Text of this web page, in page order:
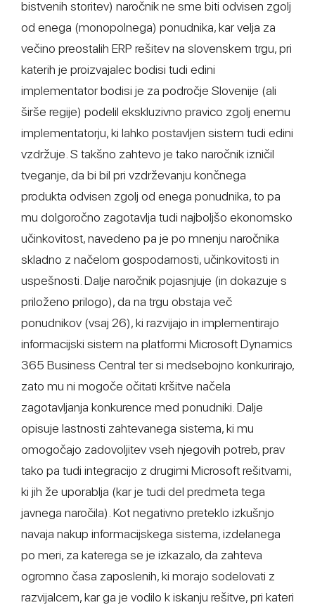
bistvenih storitev) naročnik ne sme biti odvisen zgolj
od enega (monopolnega) ponudnika, kar velja za
večino preostalih ERP rešitev na slovenskem trgu, pri
katerih je proizvajalec bodisi tudi edini
implementator bodisi je za področje Slovenije (ali
širše regije) podelil ekskluzivno pravico zgolj enemu
implementatorju, ki lahko postavljen sistem tudi edini
vzdržuje. S takšno zahtevo je tako naročnik izničil
tveganje, da bi bil pri vzdrževanju končnega
produkta odvisen zgolj od enega ponudnika, to pa
mu dolgoročno zagotavlja tudi najboljšo ekonomsko
učinkovitost, navedeno pa je po mnenju naročnika
skladno z načelom gospodarnosti, učinkovitosti in
uspešnosti. Dalje naročnik pojasnjuje (in dokazuje s
priloženo prilogo), da na trgu obstaja več
ponudnikov (vsaj 26), ki razvijajo in implementirajo
informacijski sistem na platformi Microsoft Dynamics
365 Business Central ter si medsebojno konkurirajo,
zato mu ni mogoče očitati kršitve načela
zagotavljanja konkurence med ponudniki. Dalje
opisuje lastnosti zahtevanega sistema, ki mu
omogočajo zadovoljitev vseh njegovih potreb, prav
tako pa tudi integracijo z drugimi Microsoft rešitvami,
ki jih že uporablja (kar je tudi del predmeta tega
javnega naročila). Kot negativno preteklo izkušnjo
navaja nakup informacijskega sistema, izdelanega
po meri, za katerega se je izkazalo, da zahteva
ogromno časa zaposlenih, ki morajo sodelovati z
razvijalcem, kar ga je vodilo k iskanju rešitve, pri kateri